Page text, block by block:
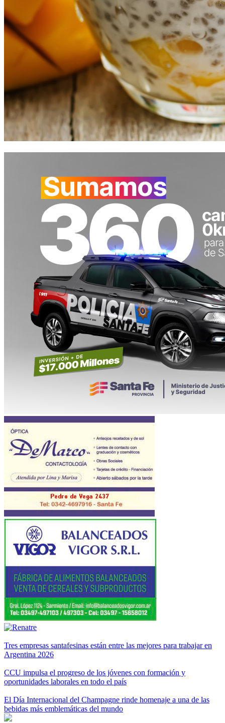
Tres empresas santafesinas están entre las mejores para trabajar en
Argentina 2026
CCU impulsa el progreso de los jóvenes con formación y
oportunidades laborales en todo el país
El Día Internacional del Champagne rinde homenaje a una de las
bebidas más emblemáticas del mundo